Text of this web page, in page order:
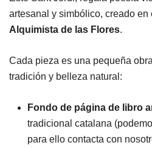
artesanal y simbólico, creado en
Alquimista de las Flores.
Cada pieza es una pequeña
tradición y belleza natural:
Fondo de página de libro
tradicional catalana
para ello contacta con